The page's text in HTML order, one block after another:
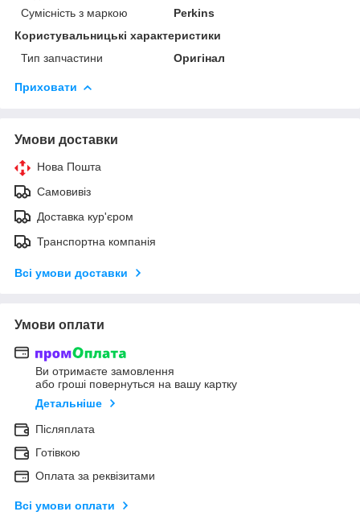
Сумісність з маркою
Perkins
Користувальницькі характеристики
Тип запчастини
Оригінал
Приховати
Умови доставки
Нова Пошта
Самовивіз
Доставка кур'єром
Транспортна компанія
Всі умови доставки
Умови оплати
Ви отримаєте замовлення
або гроші повернуться на вашу картку
Детальніше
Післяплата
Готівкою
Оплата за реквізитами
Всі умови оплати